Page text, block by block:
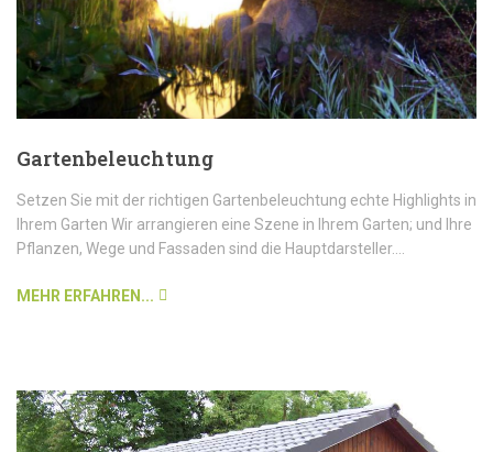
Gartenbeleuchtung
Setzen Sie mit der richtigen Gartenbeleuchtung echte Highlights in
Ihrem Garten Wir arrangieren eine Szene in Ihrem Garten; und Ihre
Pflanzen, Wege und Fassaden sind die Hauptdarsteller....
MEHR ERFAHREN...